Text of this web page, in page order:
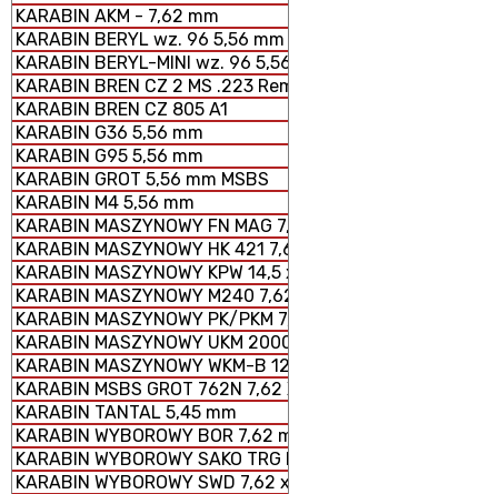
KARABIN AKM - 7,62 mm
KARABIN BERYL wz. 96 5,56 mm SZTURMOWY
KARABIN BERYL-MINI wz. 96 5,56 mm SZTURMOWY
KARABIN BREN CZ 2 MS .223 Rem.
KARABIN BREN CZ 805 A1
KARABIN G36 5,56 mm
KARABIN G95 5,56 mm
KARABIN GROT 5,56 mm MSBS
KARABIN M4 5,56 mm
KARABIN MASZYNOWY FN MAG 7,62 × 51 mm
KARABIN MASZYNOWY HK 421 7,62 x 51 mm
KARABIN MASZYNOWY KPW 14,5 x 114 mm
KARABIN MASZYNOWY M240 7,62 × 51 mm
KARABIN MASZYNOWY PK/PKM 7,62 x 54 mm
KARABIN MASZYNOWY UKM 2000 P 7,62 x 51 mm
KARABIN MASZYNOWY WKM-B 12,7 x 99 mm
KARABIN MSBS GROT 762N 7,62 X 51 mm
KARABIN TANTAL 5,45 mm
KARABIN WYBOROWY BOR 7,62 mm
KARABIN WYBOROWY SAKO TRG M 10
KARABIN WYBOROWY SWD 7,62 x 54 mm R